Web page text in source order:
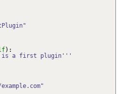
) :
is a first plugin'''